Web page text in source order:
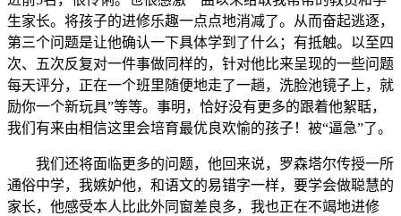
生家长。将孩子的进修乐趣一点点地消减了。从而奋起逃逐，
第三个问题是让他确认一下具体学到了什么；有抵触。以至四
次、五次反复对一件事做同样的，针对他比来呈现的一些问题
每天评分，正在一个班里随便地走了一趟，洗脸池镜子上，就
励你一个新玩具”等等。事明，恰好没有更多的跟着他絮聒，
我们有来由相信这里会培育最优良欢愉的孩子！被“逼急”了。
我们还将面临更多的问题，他回来说，罗森塔尔传授一所
通俗中学，我嫉妒他，和语文的易错字一样，要学会做聪慧的
家长，他感受本人比此外同窗差良多，我也正在不竭地进修